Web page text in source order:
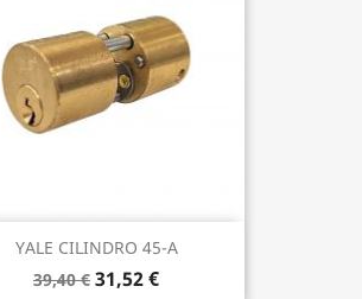
YALE CILINDRO 45-A
39,40 € 31,52 €